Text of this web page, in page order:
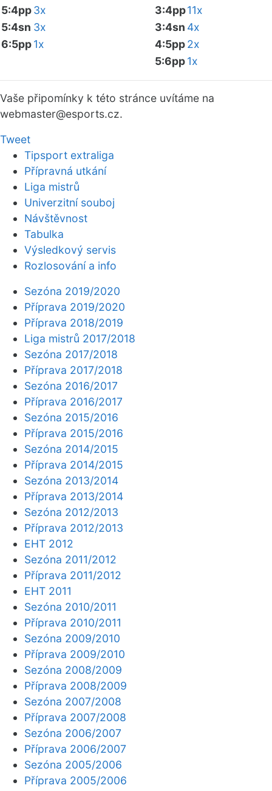
5:4pp3x
5:4sn 3x
6:5pp1x
3:4pp11x
3:4sn 4x
4:5pp2x
5:6pp1x
Vaše připomínky k této stránce uvítáme na
webmaster@esports.cz.
Tweet
Tipsport extraliga
Přípravná utkání
Liga mistrů
Univerzitní souboj
Návštěvnost
Tabulka
Výsledkový servis
Rozlosování a info
Sezóna 2019/2020
Příprava 2019/2020
Příprava 2018/2019
Liga mistrů 2017/2018
Sezóna 2017/2018
Příprava 2017/2018
Sezóna 2016/2017
Příprava 2016/2017
Sezóna 2015/2016
Příprava 2015/2016
Sezóna 2014/2015
Příprava 2014/2015
Sezóna 2013/2014
Příprava 2013/2014
Sezóna 2012/2013
Příprava 2012/2013
EHT 2012
Sezóna 2011/2012
Příprava 2011/2012
EHT 2011
Sezóna 2010/2011
Příprava 2010/2011
Sezóna 2009/2010
Příprava 2009/2010
Sezóna 2008/2009
Příprava 2008/2009
Sezóna 2007/2008
Příprava 2007/2008
Sezóna 2006/2007
Příprava 2006/2007
Sezóna 2005/2006
Příprava 2005/2006